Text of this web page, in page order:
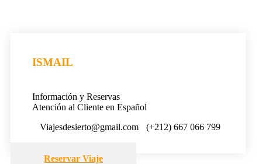
ISMAIL
Información y Reservas
Atención al Cliente en Español
Viajesdesierto@gmail.com
(+212) 667 066 799
Reservar Viaje